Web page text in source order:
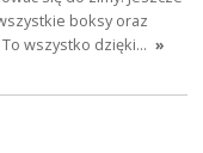
boksy oraz
wszystko dzięki… »